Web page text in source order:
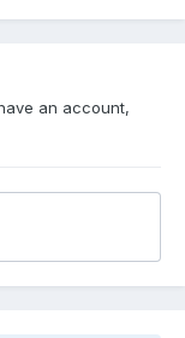
an account,